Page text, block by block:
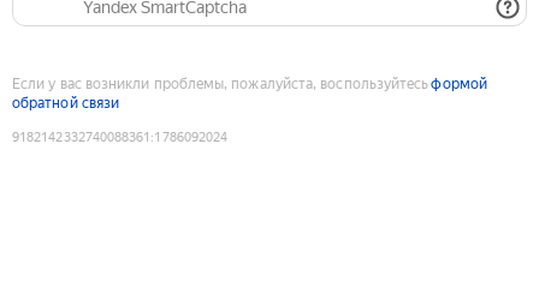
Yandex SmartCaptcha
Если у вас возникли проблемы, пожалуйста, воспользуйтесьформой
обратной связи
9182142332740088361 :1786092024